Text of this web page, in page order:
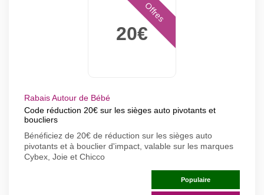
20€
Offres
Rabais Autour de Bébé
Code réduction 20€ sur les sièges auto pivotants et
boucliers
Bénéficiez de 20€ de réduction sur les sièges auto
pivotants et à bouclier d'impact, valable sur les marques
Cybex, Joie et Chicco
Populaire